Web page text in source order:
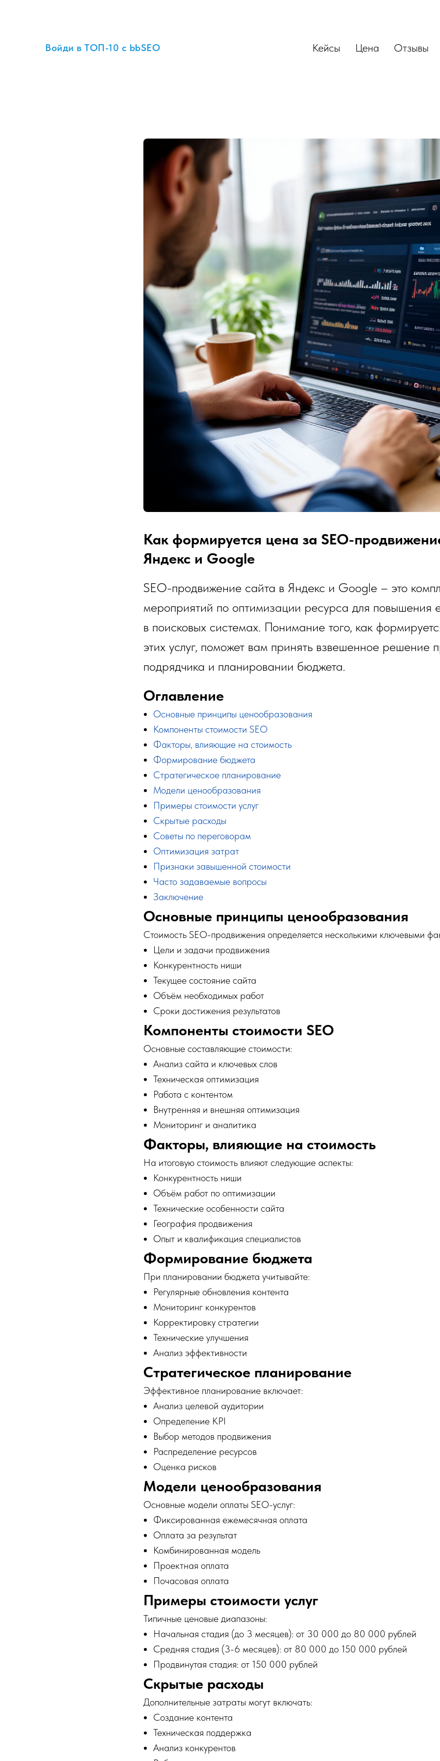
Войди в ТОП-10 с bbSEO Кейсы Цена Отзывы
Как формируется цена за SEO-
Как формируется цена за SEO-
Яндекс и Google
SEO-продвижение сайта в Яндекс и Google – это
мероприятий по оптимизации ресурса для повышения
в поисковых системах. Понимание того, как
этих услуг, поможет вам принять взвешенное решение
подрядчика и планировании бюджета.
Оглавление
Основные принципы ценообразования
Компоненты стоимости SEO
Факторы, влияющие на стоимость
Формирование бюджета
Стратегическое планирование
Модели ценообразования
Примеры стоимости услуг
Скрытые расходы
Советы по переговорам
Оптимизация затрат
Признаки завышенной стоимости
Часто задаваемые вопросы
Заключение
Основные принципы ценообразования
Стоимость SEO-продвижения определяется несколькими ключевыми
Цели и задачи продвижения
Конкурентность ниши
Текущее состояние сайта
Объём необходимых работ
Сроки достижения результатов
Компоненты стоимости SEO
Основные составляющие стоимости:
Анализ сайта и ключевых слов
Техническая оптимизация
Работа с контентом
Внутренняя и внешняя оптимизация
Мониторинг и аналитика
Факторы, влияющие на стоимость
На итоговую стоимость влияют следующие аспекты:
Конкурентность ниши
Объём работ по оптимизации
Технические особенности сайта
География продвижения
Опыт и квалификация специалистов
Формирование бюджета
При планировании бюджета учитывайте:
Регулярные обновления контента
Мониторинг конкурентов
Корректировку стратегии
Технические улучшения
Анализ эффективности
Стратегическое планирование
Эффективное планирование включает:
Анализ целевой аудитории
Определение KPI
Выбор методов продвижения
Распределение ресурсов
Оценка рисков
Модели ценообразования
Основные модели оплаты SEO-услуг:
Фиксированная ежемесячная оплата
Оплата за результат
Комбинированная модель
Проектная оплата
Почасовая оплата
Примеры стоимости услуг
Типичные ценовые диапазоны:
Начальная стадия (до 3 месяцев): от 30 000 до 80 000 рублей
Средняя стадия (3-6 месяцев): от 80 000 до 150 000 рублей
Продвинутая стадия: от 150 000 рублей
Скрытые расходы
Дополнительные затраты могут включать:
Создание контента
Техническая поддержка
Анализ конкурентов